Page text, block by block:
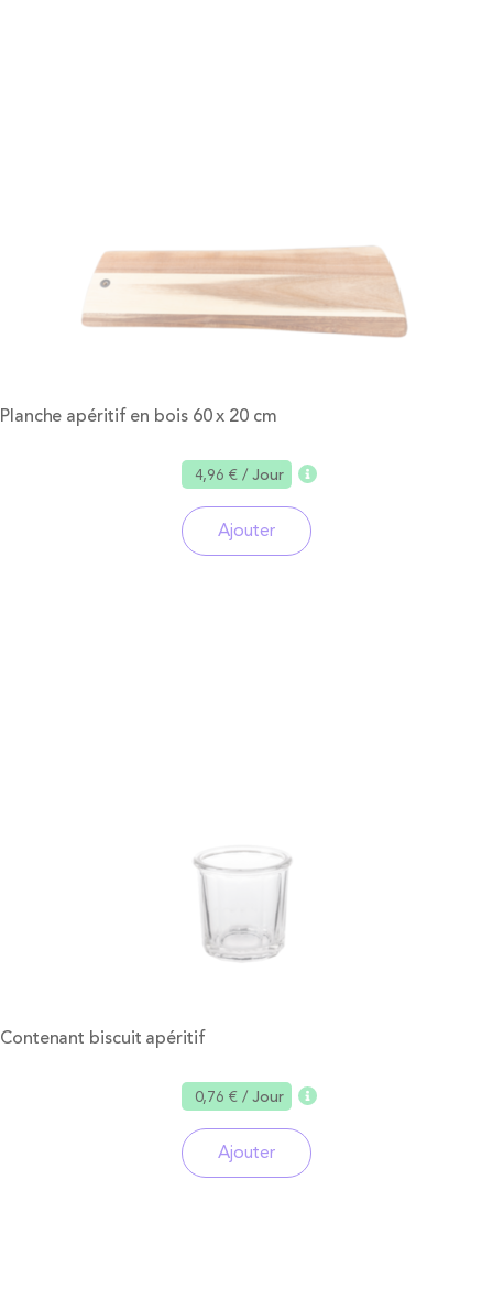
Planche apéritif en bois 60 x 20 cm
4,96 €/ Jour
Ajouter
Contenant biscuit apéritif
0,76 €/ Jour
Ajouter